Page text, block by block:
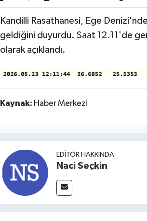
Kandilli Rasathanesi, Ege
geldiğini duyurdu. Saat 12.11'de
olarak açıklandı.
Kaynak: Haber Merkezi
EDITÖR HAKKINDA
Naci Seçkin